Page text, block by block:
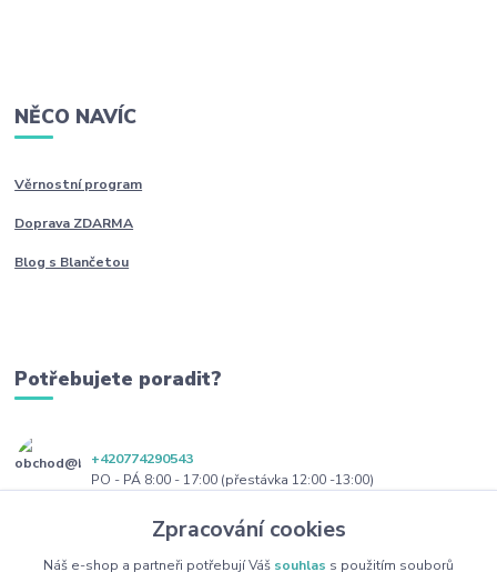
NĚCO NAVÍC
Věrnostní program
Doprava ZDARMA
Blog s Blančetou
Potřebujete poradit?
+420774290543
PO - PÁ 8:00 - 17:00 (přestávka 12:00 -13:00)
obchod@blanceta.czZpracování cookies
Náš e-shop a partneři potřebují Váš souhlas s použitím souborů